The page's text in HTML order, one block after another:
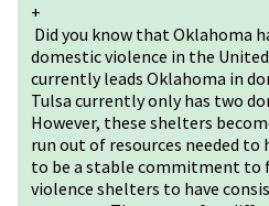
+
Did you know that Oklahoma
domestic violence in the
currently leads Oklahoma in
Tulsa currently only has two
However, these shelters
run out of resources needed to
to be a stable commitment to
violence shelters to have